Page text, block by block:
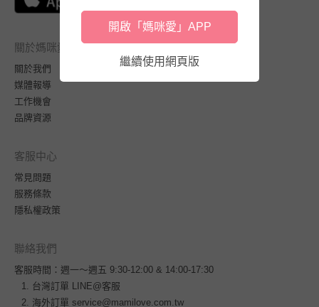
關於媽咪愛
關於我們
媒體報導
工作機會
品牌資源
客服中心
常見問題
服務條款
隱私權政策
聯絡我們
客服時間：週一～週五 9:30-12:00 & 14:00-17:30
台灣訂單
LINE@客服
海外訂單 service@mamilove.com.tw
開啟「媽咪愛」APP
繼續使用網頁版